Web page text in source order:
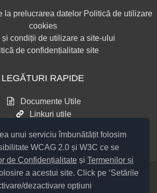
unui serviciu îmbunătățit folosim
WCAG 2.0 și W3C ce se
de Confidențialitate și Termenilor și
a acestui site. Click pe ‘Setările
dezactivare opțiuni
la prelucrarea datelor Politică de utilizare
cookies
și condiții de utilizare a site-ului
de confidențialitate site
LEGĂTURI RAPIDE
Documente Utile
Linkuri utile
Cookies și Accesibilitate